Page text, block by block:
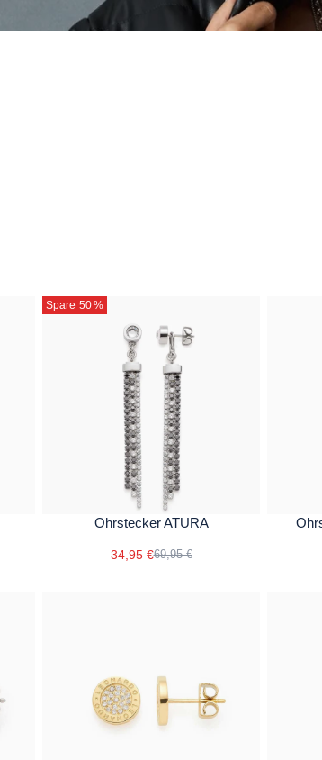
Spare 50%
Ohrstecker ATURA
34,95 €69,95 €